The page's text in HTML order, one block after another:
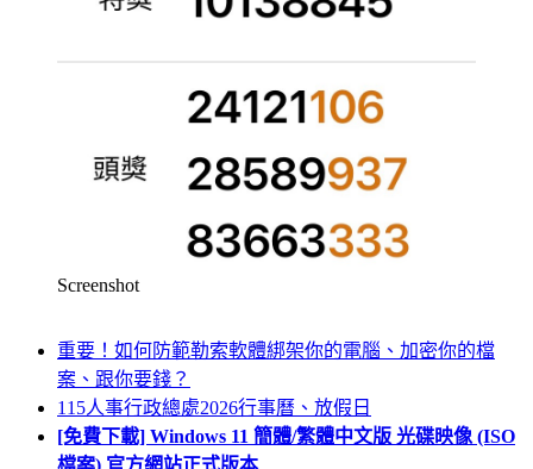
Screenshot
重要！如何防範勒索軟體綁架你的電腦、加密你的檔
案、跟你要錢？
115人事行政總處2026行事曆、放假日
[免費下載] Windows 11 簡體/繁體中文版 光碟映像 (ISO
檔案) 官方網站正式版本